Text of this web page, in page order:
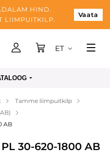
HIND.
LIIMPUITKILP.
Vaata
ET
Tamme liimpuitkilp
AB
30-620-1800 AB